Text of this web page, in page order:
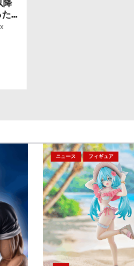
降
ら
」
ニュース フィギュア